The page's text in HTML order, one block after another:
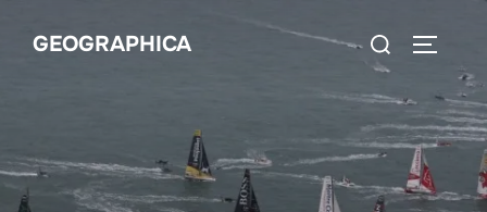
GEOGRAPHICA Rechercher :